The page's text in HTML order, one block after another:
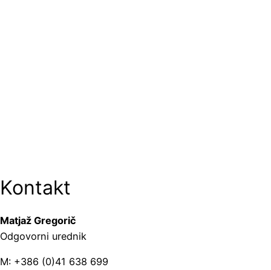
Kontakt
Matjaž Gregorič
Odgovorni urednik
M: +386 (0)41 638 699